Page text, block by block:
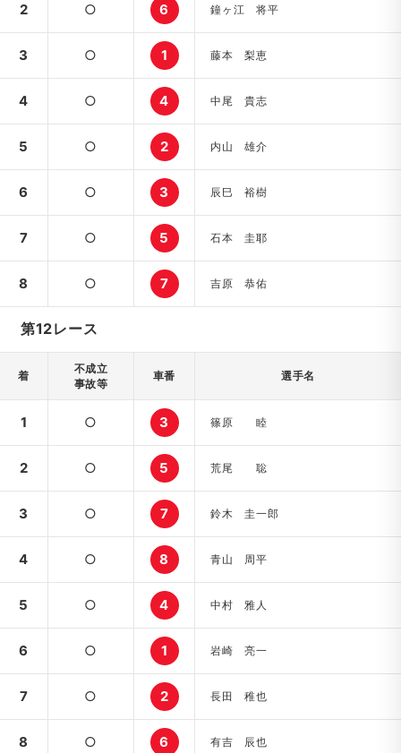
2 ○ 6 鐘ヶ江 将平
3 ○ 1 藤本 梨恵
4 ○ 4 中尾 貴志
5 ○ 2 内山 雄介
6 ○ 3 辰巳 裕樹
7 ○ 5 石本 圭耶
8 ○ 7 吉原 恭佑
第12レース
着
不成立
事故等
車番 選手名
1 ○ 3 篠原 睦
2 ○ 5 荒尾 聡
3 ○ 7 鈴木 圭一郎
4 ○ 8 青山 周平
5 ○ 4 中村 雅人
6 ○ 1 岩崎 亮一
7 ○ 2 長田 稚也
8 ○ 6 有吉 辰也